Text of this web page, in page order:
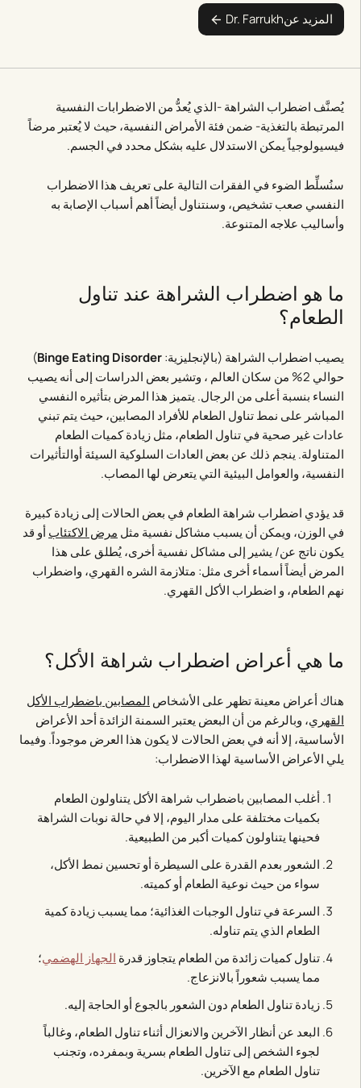
يُصنَّف اضطراب الشراهة -الذي يُعدُّ من الاضطرابات النفسية
المرتبطة بالتغذية- ضمن فئة الأمراض النفسية، حيث لا يُعتبر مرضاً
فيسيولوجياً يمكن الاستدلال عليه بشكل محدد في الجسم.
سنُسلِّط الضوء في الفقرات التالية على تعريف هذا الاضطراب
النفسي صعب تشخيص، وسنتناول أيضاً أهم أسباب الإصابة به
وأساليب علاجه المتنوعة.
ما هو اضطراب الشراهة عند تناول
الطعام؟
يصيب اضطراب الشراهة (بالإنجليزية:Binge Eating Disorder
)
حوالي 2% من سكان العالم ، وتشير بعض الدراسات إلى أنه يصيب
النساء بنسبة أعلى من الرجال. يتميز هذا المرض بتأثيره النفسي
المباشر على نمط تناول الطعام للأفراد المصابين، حيث يتم تبني
عادات غير صحية في تناول الطعام، مثل زيادة كميات الطعام
المتناولة. ينجم ذلك عن بعض العادات السلوكية السيئة أوالتأثيرات
النفسية، والعوامل البيئية التي يتعرض لها المصاب.
قد يؤدي اضطراب شراهة الطعام في بعض الحالات إلى زيادة كبيرة
في الوزن، ويمكن أن يسبب مشاكل نفسية مثل مرض الاكتئابأو قد
يكون ناتج عن/ يشير إلى مشاكل نفسية أخرى، يُطلق على هذا
المرض أيضاً أسماء أخرى مثل: متلازمة الشره القهري، واضطراب
نهم الطعام، و اضطراب الأكل القهري.
ما هي أعراض اضطراب شراهة الأكل؟
هناك أعراض معينة تظهر على الأشخاص المصابين باضطراب الأكل
القهري، وبالرغم من أن البعض يعتبر السمنة الزائدة أحد الأعراض
الأساسية، إلا أنه في بعض الحالات لا يكون هذا العرض موجوداً. وفيما
يلي الأعراض الأساسية لهذا الاضطراب:
أغلب المصابين باضطراب شراهة الأكل يتناولون الطعام
بكميات مختلفة على مدار اليوم، إلا في حالة نوبات الشراهة
فحينها يتناولون كميات أكبر من الطبيعية.
الشعور بعدم القدرة على السيطرة أو تحسين نمط الأكل،
سواء من حيث نوعية الطعام أو كميته.
السرعة في تناول الوجبات الغذائية؛ مما يسبب زيادة كمية
الطعام الذي يتم تناوله.
تناول كميات زائدة من الطعام يتجاوز قدرة الجهاز الهضمي؛
مما يسبب شعوراً بالانزعاج.
زيادة تناول الطعام دون الشعور بالجوع أو الحاجة إليه.
البعد عن أنظار الآخرين والانعزال أثناء تناول الطعام، وغالباً
لجوء الشخص إلى تناول الطعام بسرية وبمفرده، وتجنب
تناول الطعام مع الآخرين.
المزيد عنDr. Farrukh